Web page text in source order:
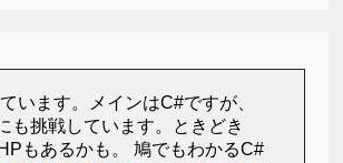
います。メインはC#ですが、
も挑戦しています。ときどき
もあるかも。 鳩でもわかるC#